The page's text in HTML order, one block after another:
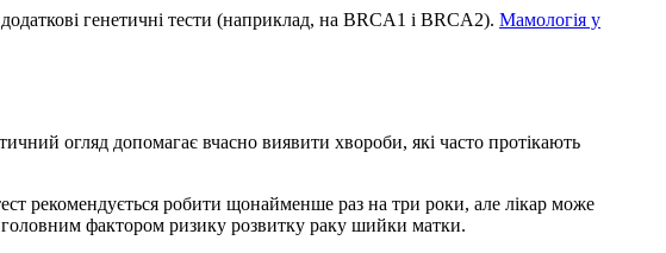
генетичні тести (наприклад, на BRCA1 і BRCA2). Мамологія у
огляд допомагає вчасно виявити хвороби, які часто протікають
рекомендується робити щонайменше раз на три роки, але лікар може
фактором ризику розвитку раку шийки матки.